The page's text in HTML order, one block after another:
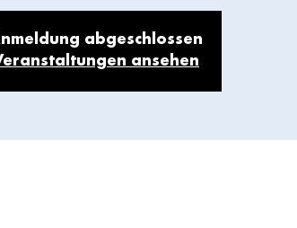
abgeschlossen
ansehen